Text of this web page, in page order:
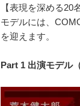
【表現を深める20
モデルには、
を迎えます。
Part 1 出演モデル